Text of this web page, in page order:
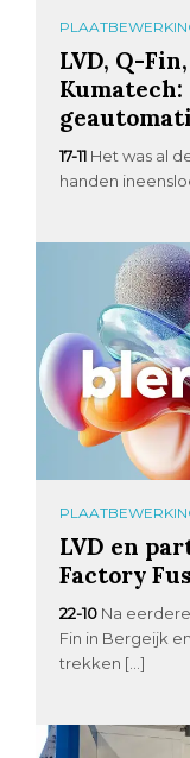
LVD, Q-
17-11 Het was al
handen
LVD en
Factory
22-10 Na
Fin in Bergeijk
trekken […]